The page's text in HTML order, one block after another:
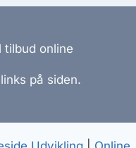
tilbud online
på siden.